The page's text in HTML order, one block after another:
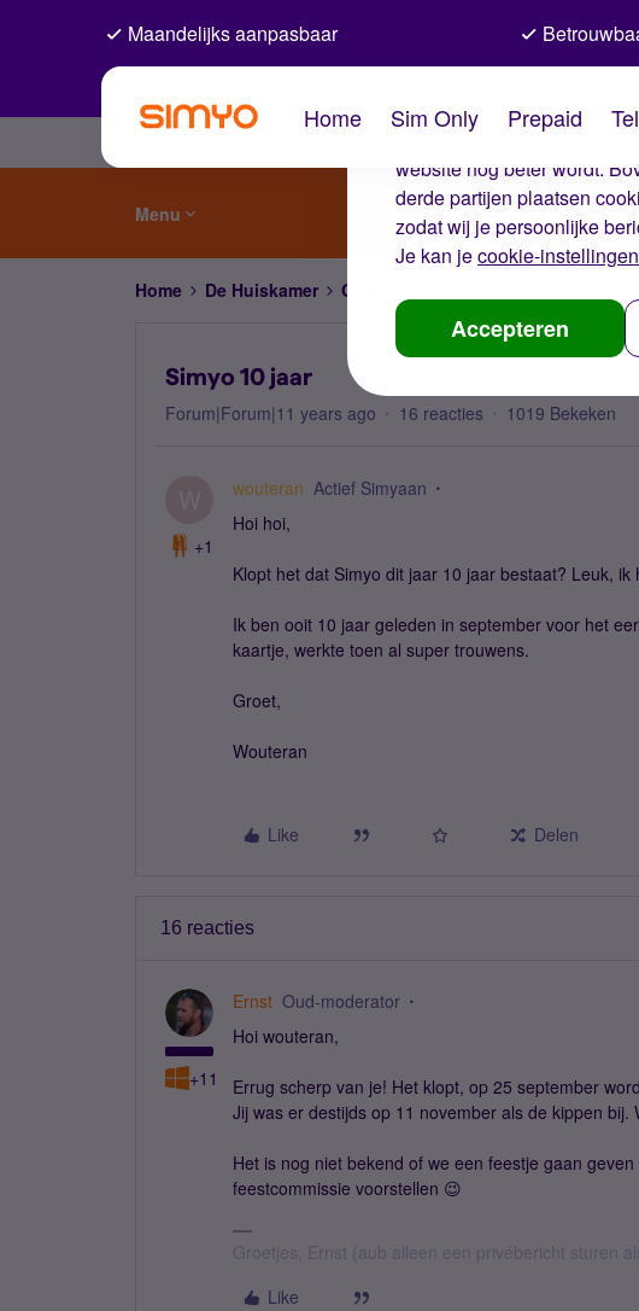
De cookies
Wij gebruiken cookies op
website nog beter wordt.
derde partijen plaatsen
zodat wij je persoonlijke
Je kan jecookie-instellingen
Accepteren
Maandelijks aanpasbaar
Home Sim Only Prepaid
Menu
Home De Huiskamer Gewoon gezellig
Simyo 10 jaar
Forum|Forum|11 years ago 16 reacties 1019 Bekeken
+1
wouteran Actief Simyaan
Hoi hoi,
Klopt het dat Simyo dit jaar 10 jaar bestaat? Leuk,
Ik ben ooit 10 jaar geleden in september voor het
kaartje, werkte toen al super trouwens.
Groet,
Wouteran
Like Delen
16 reacties
+11
Ernst Oud-moderator
Hoi wouteran,
Errug scherp van je! Het klopt, op 25 september
Jij was er destijds op 11 november als de kippen bij.
Het is nog niet bekend of we een feestje gaan
feestcommissie voorstellen 😉
Groetjes, Ernst (aub alleen een privébericht sturen
Like